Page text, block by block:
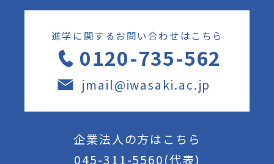
進学に関するお問い合わせはこちら
0120-735-562
jmail@iwasaki.ac.jp
企業法人の方はこちら
045-311-5560(代表)